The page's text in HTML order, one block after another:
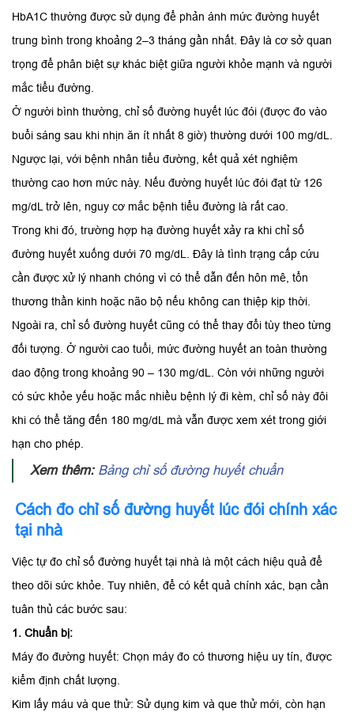
HbA1C thường được sử dụng để phản ánh mức đường huyết
trung bình trong khoảng 2–3 tháng gần nhất. Đây là cơ sở quan
trọng để phân biệt sự khác biệt giữa người khỏe mạnh và người
mắc tiểu đường.
Ở người bình thường, chỉ số đường huyết lúc đói (được đo vào
buổi sáng sau khi nhịn ăn ít nhất 8 giờ) thường dưới 100 mg/dL.
Ngược lại, với bệnh nhân tiểu đường, kết quả xét nghiệm
thường cao hơn mức này. Nếu đường huyết lúc đói đạt từ 126
mg/dL trở lên, nguy cơ mắc bệnh tiểu đường là rất cao.
Trong khi đó, trường hợp hạ đường huyết xảy ra khi chỉ số
đường huyết xuống dưới 70 mg/dL. Đây là tình trạng cấp cứu
cần được xử lý nhanh chóng vì có thể dẫn đến hôn mê, tổn
thương thần kinh hoặc não bộ nếu không can thiệp kịp thời.
Ngoài ra, chỉ số đường huyết cũng có thể thay đổi tùy theo từng
đối tượng. Ở người cao tuổi, mức đường huyết an toàn thường
dao động trong khoảng 90 – 130 mg/dL. Còn với những người
có sức khỏe yếu hoặc mắc nhiều bệnh lý đi kèm, chỉ số này đôi
khi có thể tăng đến 180 mg/dL mà vẫn được xem xét trong giới
hạn cho phép.
Xem thêm: Bảng chỉ số đường huyết chuẩn
Cách đo chỉ số đường huyết lúc đói chính xác
tại nhà
Việc tự đo chỉ số đường huyết tại nhà là một cách hiệu quả để
theo dõi sức khỏe. Tuy nhiên, để có kết quả chính xác, bạn cần
tuân thủ các bước sau:
1. Chuẩn bị:
Máy đo đường huyết: Chọn máy đo có thương hiệu uy tín, được
kiểm định chất lượng.
Kim lấy máu và que thử: Sử dụng kim và que thử mới, còn hạn